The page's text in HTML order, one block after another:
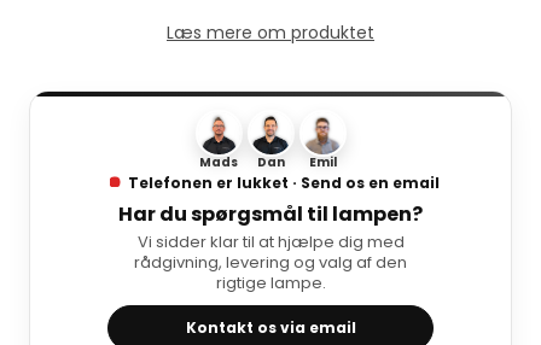
Læs mere om produktet
Mads Dan Emil
Telefonen er lukket · Send os en email
Har du spørgsmål til lampen?
Vi sidder klar til at hjælpe dig med
rådgivning, levering og valg af den
rigtige lampe.
Kontakt os via email